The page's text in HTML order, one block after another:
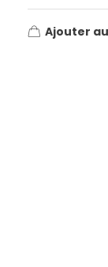
Ajouter